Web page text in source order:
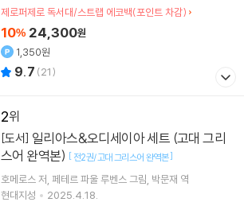
제로퍼제로 독서대/스트랩 에코백(포인트 차감)
10% 24,300원
1,350원
9.7 (21)
2
[도서]
스어 완역본) [ 전2권/고대 그리스어 완역본]
호메로스 저 페테르 파울 루벤스 그림 박문재 역
현대지성
2025.4.18.